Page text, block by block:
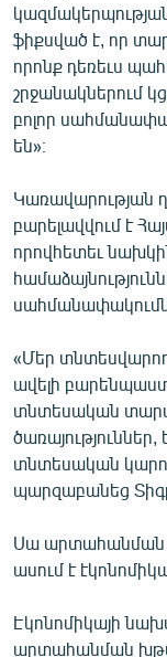
ֆիքսված է, որ
որոնք դեռեւս
շրջանակներում
բոլոր
են»։
Կառավարության
բարելավվում է
որովհետեւ
«Մեր
ավելի
տնտեսական
ծառայություններ,
տնտեսական
պարզաբանեց
Սա արտահանման
ասում է
Էկոնոմիկայի
արտահանման